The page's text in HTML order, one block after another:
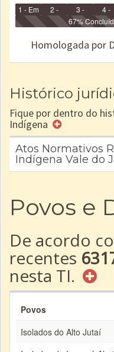
1 - Em
Identificação
2 -
Identificada
3 -
Declarada
4 -
67%
Homologada por
Histórico
Fique por dentro do
Indígena
Atos Normativos
Indígena Vale do
Povos e
De acordo
recentes
nesta TI.
Povos
Isolados do Alto Jutaí